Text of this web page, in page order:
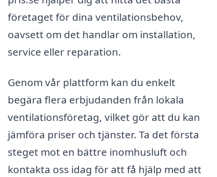
företaget för dina ventilationsbehov,
oavsett om det handlar om installation,
service eller reparation.
Genom vår plattform kan du enkelt
begära flera erbjudanden från lokala
ventilationsföretag, vilket gör att du kan
jämföra priser och tjänster. Ta det första
steget mot en bättre inomhusluft och
kontakta oss idag för att få hjälp med att